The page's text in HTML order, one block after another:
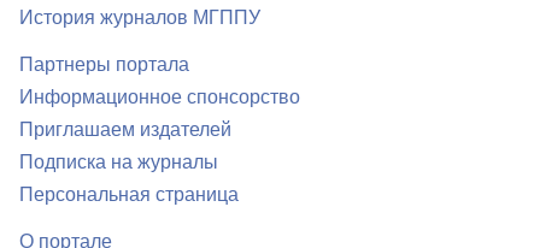
История журналов МГППУ
Партнеры портала
Информационное спонсорство
Приглашаем издателей
Подписка на журналы
Персональная страница
О портале